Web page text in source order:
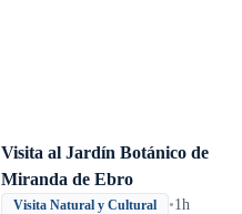
Visita al Jardín Botánico de
Miranda de Ebro
Visita Natural y Cultural •1h